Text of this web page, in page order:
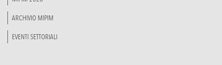
ARCHIVIO MIPIM
EVENTI SETTORIALI